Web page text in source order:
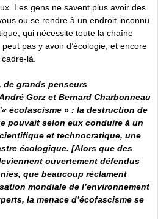
Les gens ne savent plus avoir des
ou se rendre à un endroit inconnu
qui nécessite toute la chaîne
pas y avoir d’écologie, et encore
là.
de grands penseurs
Gorz et Bernard Charbonneau
écofascisme » : la destruction de
pouvait selon eux conduire à un
et technocratique, une
écologique. [Alors que des
ouvertement défendus
que beaucoup réclament
mondiale de l’environnement
la menace d’écofascisme se